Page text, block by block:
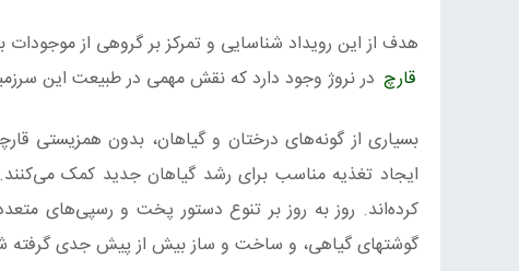
هدف از این رویداد شناسایی و تمرکز بر گروهی از موجودات به
قارچ در نروژ وجود دارد که نقش مهمی در طبیعت این
بسیاری از گونه‌های درختان و گیاهان، بدون همزیستی
ایجاد تغذیه مناسب برای رشد گیاهان جدید کمک
کرده‌اند. روز به روز بر تنوع دستور پخت و رسپی‌های
گوشتهای گیاهی، و ساخت و ساز بیش از پیش جدی